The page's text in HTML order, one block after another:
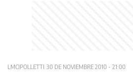
LMCIPOLLETTI 30 DE NOVIEMBRE 2010 - 21:00